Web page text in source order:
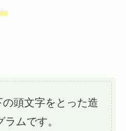
頭文字をとった造
ムです。